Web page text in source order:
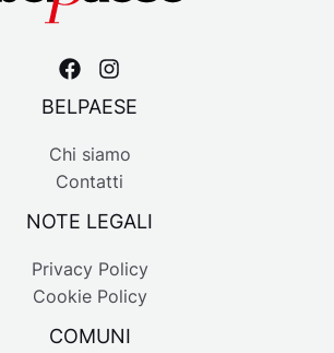
BELPAESE
Chi siamo
Contatti
NOTE LEGALI
Privacy Policy
Cookie Policy
COMUNI